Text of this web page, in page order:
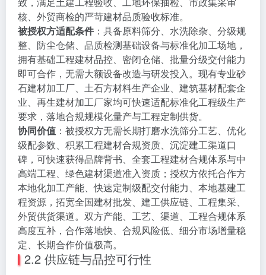
核、外贸商检的严苛建材品质验收标准。
被授权方适配条件 ：具备原料筛分、水洗除杂、分级规
整、防尘仓储、品质检测基础设备与标准化加工场地，
拥有基础工程建材品控、密闭仓储、批量分级交付能力
即可合作，无需大额设备改造与研发投入。现有专业砂
石建材加工厂、土石方材料生产企业、建筑基材配套企
业、再生建材加工厂家均可快速适配标准化工程级生产
要求，落地合规规模化量产与工程定制供货。
协同价值 ：被授权方无需长期打磨水洗筛分工艺、优化
级配参数、积累工程建材合规资质、沉淀建工渠道口
碑，可快速获得品牌背书、全套工程建材合规体系与中
高端工程、绿色建材渠道准入资质；授权方依托合作方
本地化加工产能、快速定制级配交付能力、本地基建工
程资源，拓宽全国建材批发、建工供应链、工程集采、
外贸供货渠道。双方产能、工艺、渠道、工程合规体系
高度互补，合作落地快、合规风险低、细分市场增量稳
定、长期合作价值极高。
2.2 供应链与品控可行性